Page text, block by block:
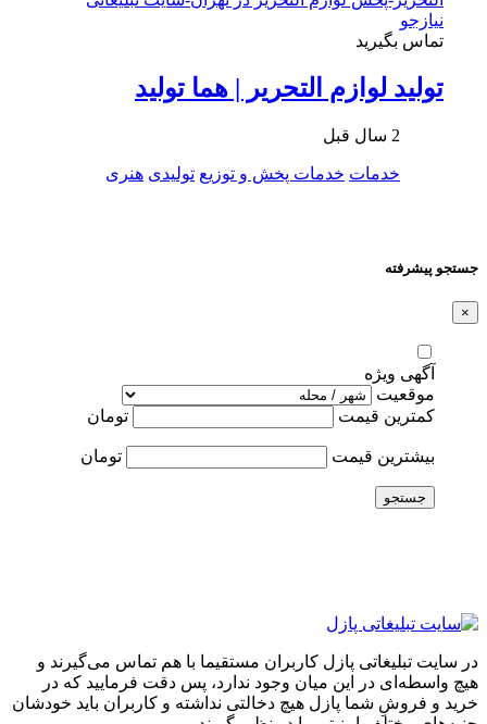
تماس بگیرید
تولید لوازم التحریر | هما تولید
2 سال قبل
خدمات خدمات پخش و توزیع تولیدی هنری
جستجو پیشرفته
×
آگهی ویژه
موقعیت
کمترین قیمت
تومان
بیشترین قیمت تومان
جستجو
در سایت تبلیغاتی پازل کاربران مستقیما با هم تماس می‌گیرند و
هیچ واسطه‌ای در این میان وجود ندارد، پس دقت فرمایید که در
خرید و فروشِ شما پازل هیچ دخالتی نداشته و کاربران باید خودشان